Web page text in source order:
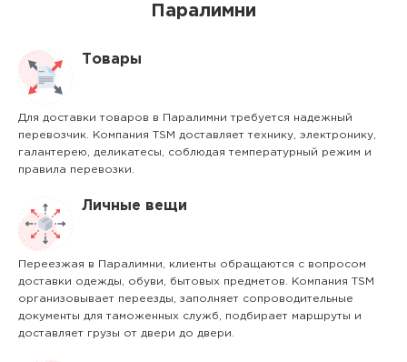
Паралимни
Товары
Для доставки товаров в Паралимни требуется надежный
перевозчик. Компания TSM доставляет технику, электронику,
галантерею, деликатесы, соблюдая температурный режим и
правила перевозки.
Личные вещи
Переезжая в Паралимни, клиенты обращаются с вопросом
доставки одежды, обуви, бытовых предметов. Компания TSM
организовывает переезды, заполняет сопроводительные
документы для таможенных служб, подбирает маршруты и
доставляет грузы от двери до двери.